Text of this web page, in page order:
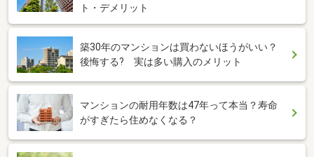
ト・デメリット
築30年のマンションは買わないほうがいい？
後悔する? 実は多い購入のメリット
マンションの耐用年数は47年って本当？寿命
がすぎたら住めなくなる？